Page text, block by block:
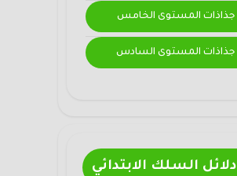
جذاذات المستوى الخامس
جذاذات المستوى السادس
دلائل السلك الابتدائي